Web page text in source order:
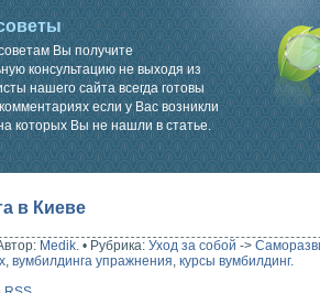
Вы получите
консультацию не выходя из
нашего сайта всегда готовы
если у Вас возникли
которых Вы не нашли в статье.
в Киеве
Medik. • Рубрика: Уход за собой ->
, вумбилдинга упражнения, курсы вумбилдинг.